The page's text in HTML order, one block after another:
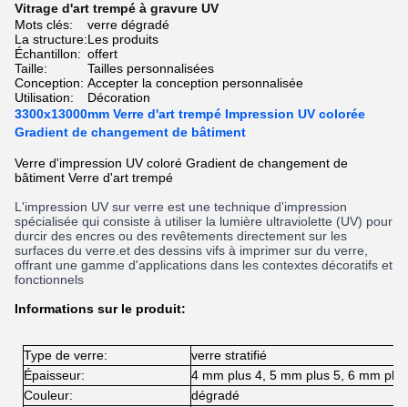
Vitrage d'art trempé à gravure UV
Mots clés:
verre dégradé
La structure:Les produits
Échantillon: offert
Taille:
Tailles personnalisées
Conception: Accepter la conception personnalisée
Utilisation:
Décoration
3300x13000mm Verre d'art trempé Impression UV colorée
Gradient de changement de bâtiment
Verre d'impression UV coloré Gradient de changement de
bâtiment Verre d'art trempé
L'impression UV sur verre est une technique d'impression
spécialisée qui consiste à utiliser la lumière ultraviolette (UV) pour
durcir des encres ou des revêtements directement sur les
surfaces du verre.et des dessins vifs à imprimer sur du verre,
offrant une gamme d'applications dans les contextes décoratifs et
fonctionnels
Informations sur le produit:
Type de verre:
verre stratifié
Épaisseur:
4 mm plus 4, 5 mm plus 5, 6 mm
Couleur:
dégradé